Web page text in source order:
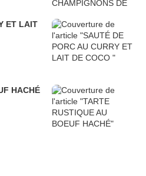
ET LAIT
HACHÉ